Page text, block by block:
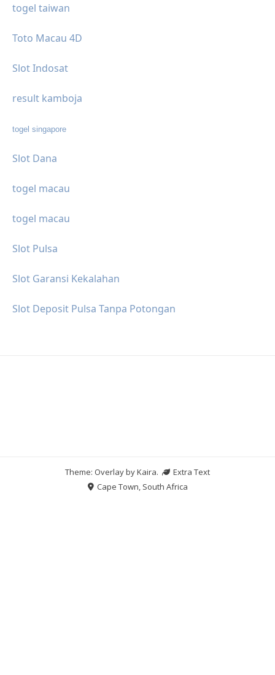
togel taiwan
Toto Macau 4D
Slot Indosat
result kamboja
togel singapore
Slot Dana
togel macau
togel macau
Slot Pulsa
Slot Garansi Kekalahan
Slot Deposit Pulsa Tanpa Potongan
Theme: Overlay byKaira.
Extra Text
Cape Town, South Africa